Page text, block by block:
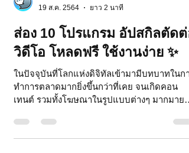
19 ส.ค. 2564
ยาว 2 นาที
ส่อง 10 โปรแกรม อัปสกิลตัดต่อ
วิดีโอ โหลดฟรี ใช้งานง่าย ✨
ในปัจจุบันที่โลกแห่งดิจิทัลเข้ามามีบทบาทในกา
ทำการตลาดมากยิ่งขึ้นกว่าที่เคย จนเกิดคอน
เทนต์ รวมทั้งโฆษณาในรูปแบบต่างๆ มากมาย